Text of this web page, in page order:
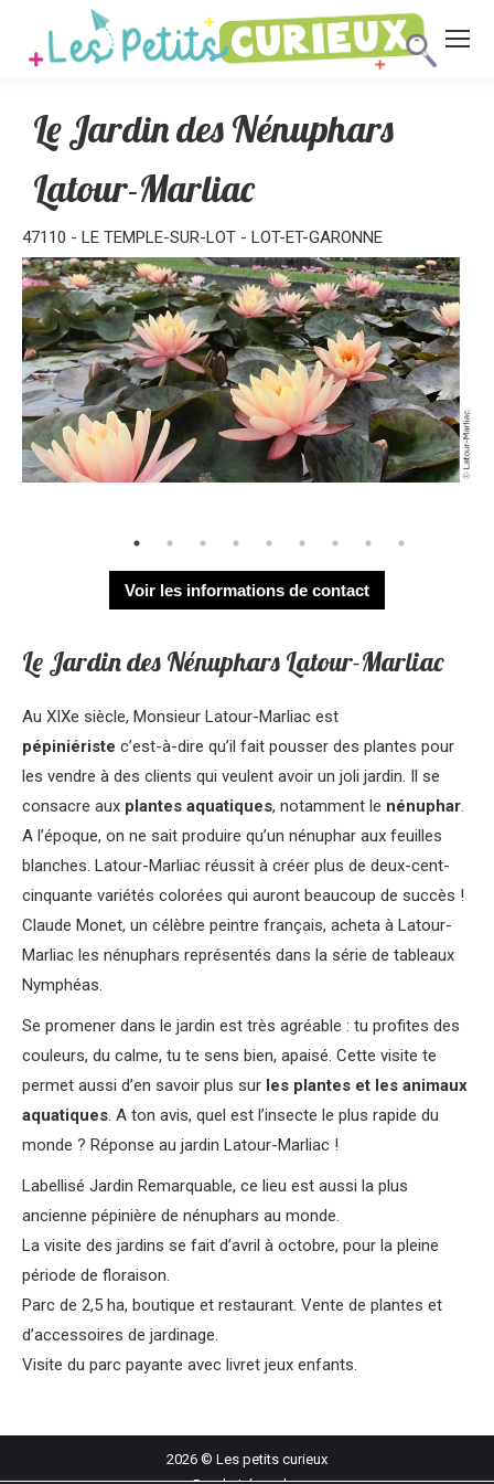
Le Jardin des Nénuphars
Latour-Marliac
47110 - LE TEMPLE-SUR-LOT - LOT-ET-GARONNE
Voir les informations de contact
Le Jardin des Nénuphars Latour-Marliac
Au XIXe siècle, Monsieur Latour-Marliac est
pépiniériste c’est-à-dire qu’il fait pousser des plantes pour
les vendre à des clients qui veulent avoir un joli jardin. Il se
consacre aux plantes aquatiques, notamment le nénuphar.
A l’époque, on ne sait produire qu’un nénuphar aux feuilles
blanches. Latour-Marliac réussit à créer plus de deux-cent-
cinquante variétés colorées qui auront beaucoup de succès !
Claude Monet, un célèbre peintre français, acheta à Latour-
Marliac les nénuphars représentés dans la série de tableaux
Nymphéas.
Se promener dans le jardin est très agréable : tu profites des
couleurs, du calme, tu te sens bien, apaisé. Cette visite te
permet aussi d’en savoir plus sur les plantes et les animaux
aquatiques. A ton avis, quel est l’insecte le plus rapide du
monde ? Réponse au jardin Latour-Marliac !
Labellisé Jardin Remarquable, ce lieu est aussi la plus
ancienne pépinière de nénuphars au monde.
La visite des jardins se fait d’avril à octobre, pour la pleine
période de floraison.
Parc de 2,5 ha, boutique et restaurant. Vente de plantes et
d’accessoires de jardinage.
Visite du parc payante avec livret jeux enfants.
2026 © Les petits curieux